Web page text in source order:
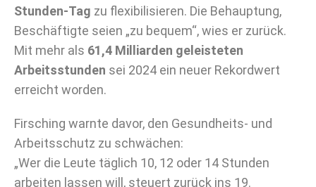
Stunden-Tag zu flexibilisieren. Die Behauptung,
Beschäftigte seien „zu bequem“, wies er zurück.
Mit mehr als 61,4 Milliarden geleisteten
Arbeitsstunden sei 2024 ein neuer Rekordwert
erreicht worden.
Firsching warnte davor, den Gesundheits- und
Arbeitsschutz zu schwächen:
„Wer die Leute täglich 10, 12 oder 14 Stunden
arbeiten lassen will, steuert zurück ins 19.